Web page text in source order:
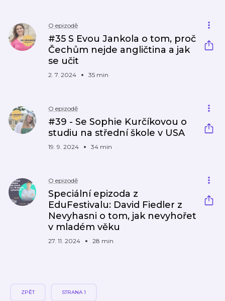
O epizodě
#35 S Evou Jankola o tom, proč
Čechům nejde angličtina a jak
se učit
2. 7. 2024 35 min
O epizodě
#39 - Se Sophie Kurčíkovou o
studiu na střední škole v USA
19. 9. 2024 34 min
O epizodě
Speciální epizoda z
EduFestivalu: David Fiedler z
Nevyhasni o tom, jak nevyhořet
v mladém věku
27. 11. 2024 28 min
ZPĚT STRANA 1